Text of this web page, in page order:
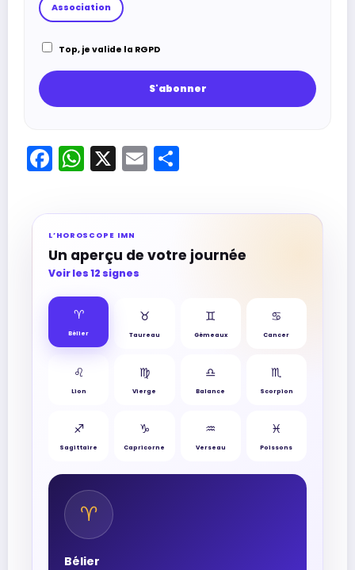
Association
Top, je valide la RGPD
Facebook
WhatsApp
X Email
L’HOROSCOPE IMN
Un aperçu de votre journée
Voir les 12 signes
♈︎
Bélier
♉︎
Taureau
♊︎
Gémeaux
♋︎
Cancer
♌︎
Lion
♍︎
Vierge
♎︎
Balance
♏︎
Scorpion
♐︎
Sagittaire
♑︎
Capricorne
♒︎
Verseau
♓︎
Poissons
♈︎
Bélier